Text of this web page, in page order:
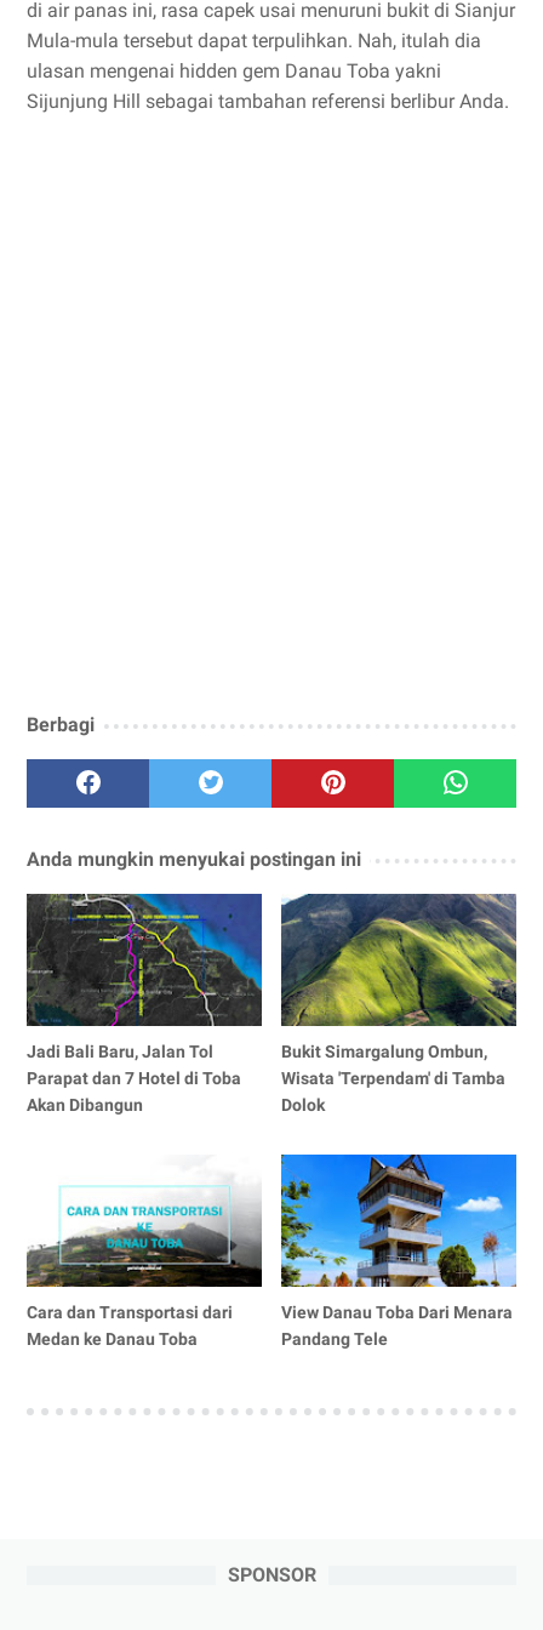
di air panas ini, rasa capek usai menuruni bukit di Sianjur
Mula-mula tersebut dapat terpulihkan. Nah, itulah dia
ulasan mengenai hidden gem Danau Toba yakni
Sijunjung Hill sebagai tambahan referensi berlibur Anda.
Berbagi
Anda mungkin menyukai postingan ini
Jadi Bali Baru, Jalan Tol
Parapat dan 7 Hotel di Toba
Akan Dibangun
Bukit Simargalung Ombun,
Wisata 'Terpendam' di Tamba
Dolok
Cara dan Transportasi dari
Medan ke Danau Toba
View Danau Toba Dari Menara
Pandang Tele
SPONSOR